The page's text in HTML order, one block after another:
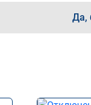
Да,